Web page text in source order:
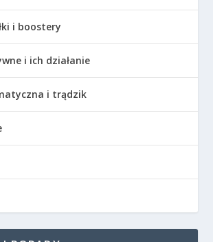
i boostery
i ich działanie
i trądzik